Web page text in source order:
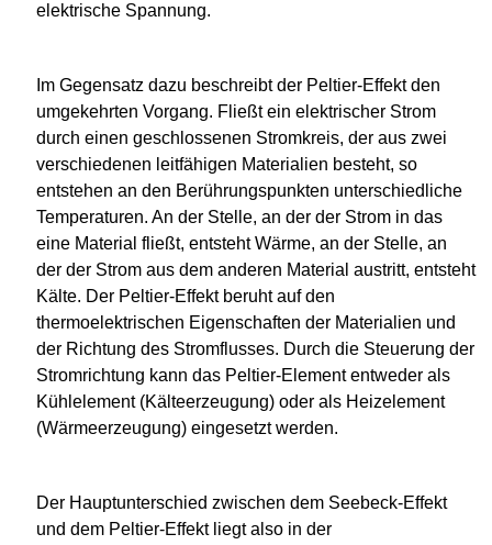
elektrische Spannung.
Im Gegensatz dazu beschreibt der Peltier-Effekt den
umgekehrten Vorgang. Fließt ein elektrischer Strom
durch einen geschlossenen Stromkreis, der aus zwei
verschiedenen leitfähigen Materialien besteht, so
entstehen an den Berührungspunkten unterschiedliche
Temperaturen. An der Stelle, an der der Strom in das
eine Material fließt, entsteht Wärme, an der Stelle, an
der der Strom aus dem anderen Material austritt, entsteht
Kälte. Der Peltier-Effekt beruht auf den
thermoelektrischen Eigenschaften der Materialien und
der Richtung des Stromflusses. Durch die Steuerung der
Stromrichtung kann das Peltier-Element entweder als
Kühlelement (Kälteerzeugung) oder als Heizelement
(Wärmeerzeugung) eingesetzt werden.
Der Hauptunterschied zwischen dem Seebeck-Effekt
und dem Peltier-Effekt liegt also in der